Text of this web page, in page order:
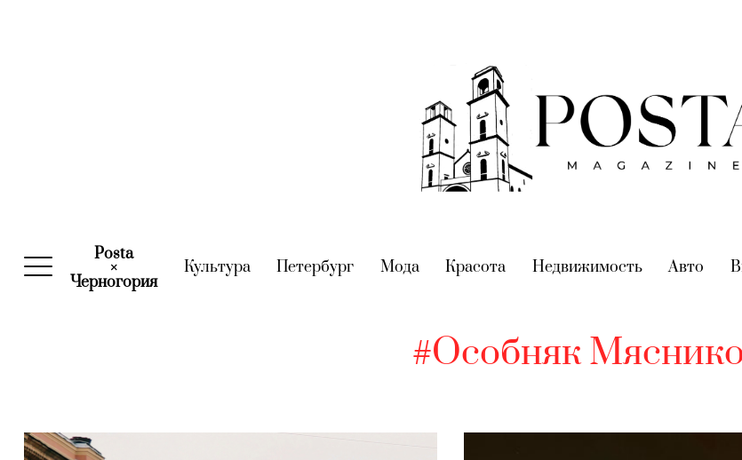
Posta
×
Черногория(current)
Культура(current)
Петербург (current)
Мода(current)
Красота (current)
Недвижимость(current)
Авто
#Особняк